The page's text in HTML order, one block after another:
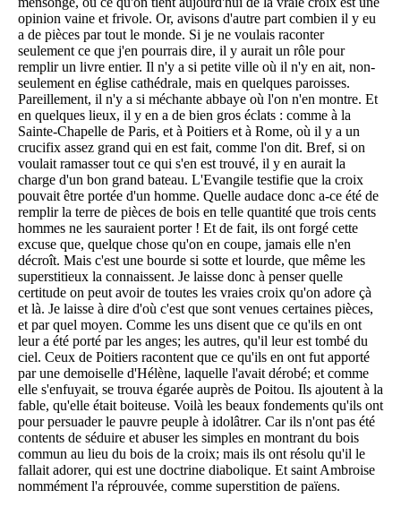
opinion vaine et frivole. Or, avisons d'autre part combien il y eu
a de pièces par tout le monde. Si je ne voulais raconter
seulement ce que j'en pourrais dire, il y aurait un rôle pour
remplir un livre entier. Il n'y a si petite ville où il n'y en ait, non-
seulement en église cathédrale, mais en quelques paroisses.
Pareillement, il n'y a si méchante abbaye où l'on n'en montre. Et
en quelques lieux, il y en a de bien gros éclats : comme à la
Sainte-Chapelle de Paris, et à Poitiers et à Rome, où il y a un
crucifix assez grand qui en est fait, comme l'on dit. Bref, si on
voulait ramasser tout ce qui s'en est trouvé, il y en aurait la
charge d'un bon grand bateau. L'Evangile testifie que la croix
pouvait être portée d'un homme. Quelle audace donc a-ce été de
remplir la terre de pièces de bois en telle quantité que trois cents
hommes ne les sauraient porter ! Et de fait, ils ont forgé cette
excuse que, quelque chose qu'on en coupe, jamais elle n'en
décroît. Mais c'est une bourde si sotte et lourde, que même les
superstitieux la connaissent. Je laisse donc à penser quelle
certitude on peut avoir de toutes les vraies croix qu'on adore çà
et là. Je laisse à dire d'où c'est que sont venues certaines pièces,
et par quel moyen. Comme les uns disent que ce qu'ils en ont
leur a été porté par les anges; les autres, qu'il leur est tombé du
ciel. Ceux de Poitiers racontent que ce qu'ils en ont fut apporté
par une demoiselle d'Hélène, laquelle l'avait dérobé; et comme
elle s'enfuyait, se trouva égarée auprès de Poitou. Ils ajoutent à la
fable, qu'elle était boiteuse. Voilà les beaux fondements qu'ils ont
pour persuader le pauvre peuple à idolâtrer. Car ils n'ont pas été
contents de séduire et abuser les simples en montrant du bois
commun au lieu du bois de la croix; mais ils ont résolu qu'il le
fallait adorer, qui est une doctrine diabolique. Et saint Ambroise
nommément l'a réprouvée, comme superstition de païens.